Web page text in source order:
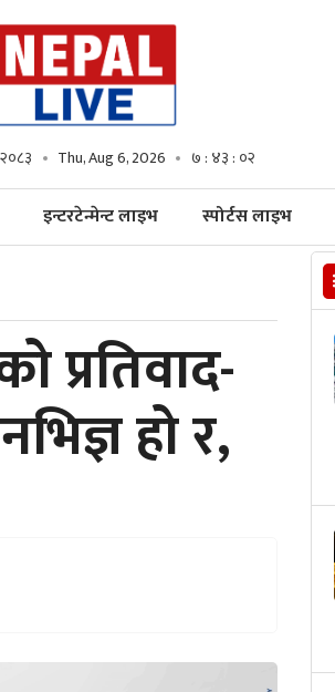
Thu, Aug 6, 2026 ७ : ४३ : ०३
इन्टरटेन्मेन्ट लाइभ स्पोर्टस लाइभ
प्रतिवाद-
हो र,